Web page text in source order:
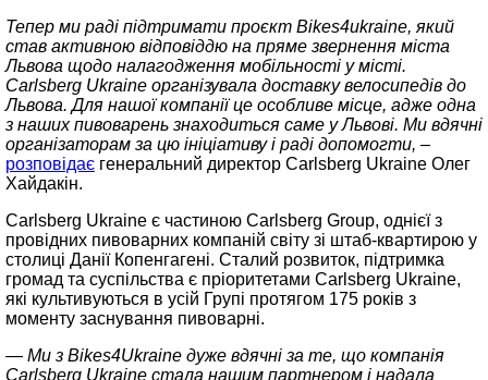
Тепер ми раді підтримати проєкт Bikes4ukraine, який
став активною відповіддю на пряме звернення міста
Львова щодо налагодження мобільності у місті.
Carlsberg Ukraine організувала доставку велосипедів до
Львова. Для нашої компанії це особливе місце, адже одна
з наших пивоварень знаходиться саме у Львові. Ми вдячні
організаторам за цю ініціативу і раді допомогти, –
розповідає генеральний директор Carlsberg Ukraine Олег
Хайдакін.
Carlsberg Ukraine є частиною Carlsberg Group, однієї з
провідних пивоварних компаній світу зі штаб-квартирою у
столиці Данії Копенгагені. Сталий розвиток, підтримка
громад та суспільства є пріоритетами Carlsberg Ukraine,
які культивуються в усій Групі протягом 175 років з
моменту заснування пивоварні.
— Ми з Bikes4Ukraine дуже вдячні за те, що компанія
Carlsberg Ukraine стала нашим партнером і надала